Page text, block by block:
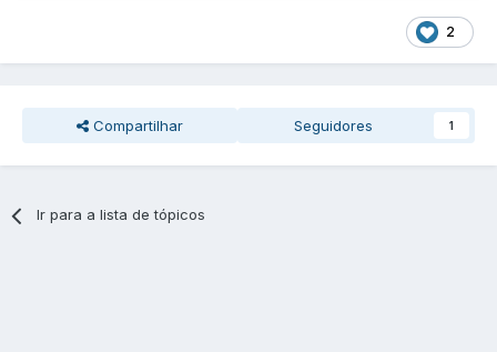
2
Compartilhar Seguidores 1
Ir para a lista de tópicos